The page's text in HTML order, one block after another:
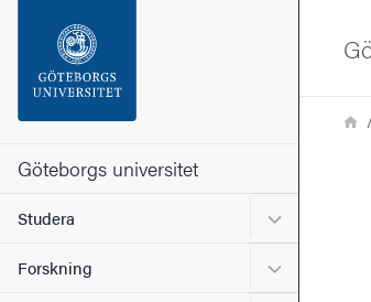
Sidfoten
Om webbplatsen
Göteborgs universitet
Studera Undermeny
Forskning
Länkstig